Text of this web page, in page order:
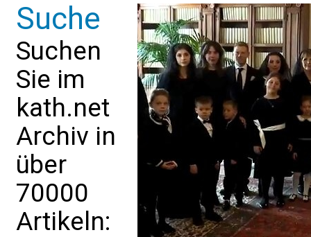
Suche
Suchen
Sie im
kath.net
Archiv in
über
70000
Artikeln: